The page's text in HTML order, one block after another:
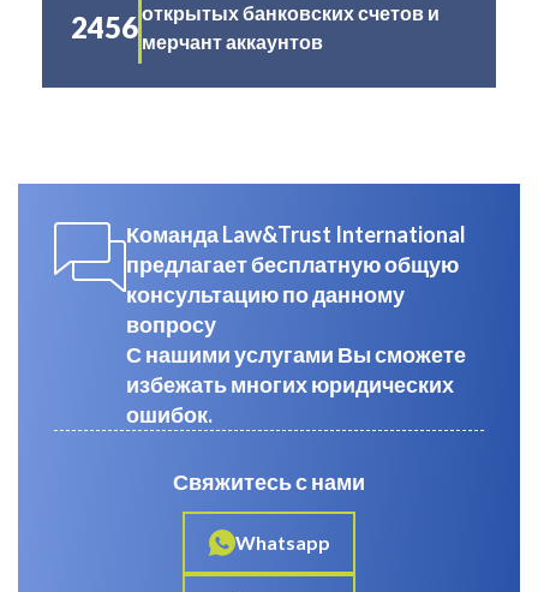
2456открытых банковских счетов и
мерчант аккаунтов
Команда Law&Trust International
предлагает бесплатную общую
консультацию по данному
вопросу
С нашими услугами Вы сможете
избежать многих юридических
ошибок.
Свяжитесь с нами
Whatsapp